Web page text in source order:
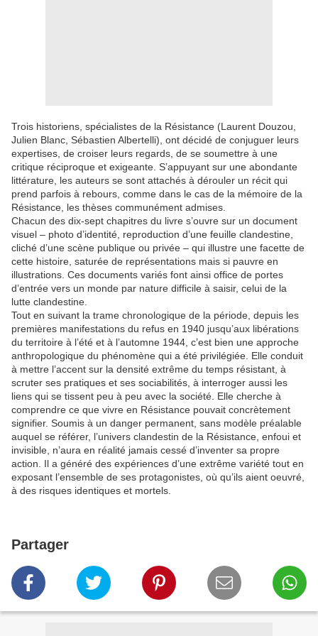
Trois historiens, spécialistes de la Résistance (Laurent Douzou,
Julien Blanc, Sébastien Albertelli), ont décidé de conjuguer leurs
expertises, de croiser leurs regards, de se soumettre à une
critique réciproque et exigeante. S’appuyant sur une abondante
littérature, les auteurs se sont attachés à dérouler un récit qui
prend parfois à rebours, comme dans le cas de la mémoire de la
Résistance, les thèses communément admises.
Chacun des dix-sept chapitres du livre s’ouvre sur un document
visuel – photo d’identité, reproduction d’une feuille clandestine,
cliché d’une scène publique ou privée – qui illustre une facette de
cette histoire, saturée de représentations mais si pauvre en
illustrations. Ces documents variés font ainsi office de portes
d’entrée vers un monde par nature difficile à saisir, celui de la
lutte clandestine.
Tout en suivant la trame chronologique de la période, depuis les
premières manifestations du refus en 1940 jusqu’aux libérations
du territoire à l’été et à l’automne 1944, c’est bien une approche
anthropologique du phénomène qui a été privilégiée. Elle conduit
à mettre l’accent sur la densité extrême du temps résistant, à
scruter ses pratiques et ses sociabilités, à interroger aussi les
liens qui se tissent peu à peu avec la société. Elle cherche à
comprendre ce que vivre en Résistance pouvait concrètement
signifier. Soumis à un danger permanent, sans modèle préalable
auquel se référer, l’univers clandestin de la Résistance, enfoui et
invisible, n’aura en réalité jamais cessé d’inventer sa propre
action. Il a généré des expériences d’une extrême variété tout en
exposant l’ensemble de ses protagonistes, où qu’ils aient oeuvré,
à des risques identiques et mortels.
Partager